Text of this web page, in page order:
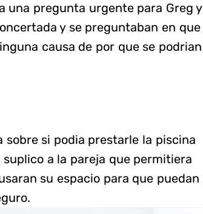
una pregunta urgente para Greg y
y se preguntaban en que
causa de por que se podrian
si podia prestarle la piscina
a la pareja que permitiera
su espacio para que puedan